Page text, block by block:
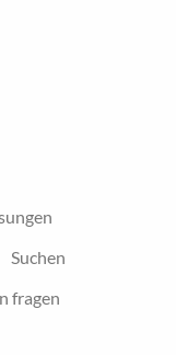
Suchen
fragen